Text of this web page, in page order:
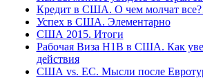
Кредит в США. О чем молчат
Успех в США. Элементарно
США 2015. Итоги
Рабочая Виза H1B в США. Как
действия
США vs. ЕС. Мысли после